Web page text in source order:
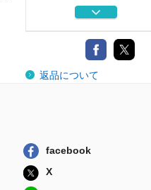
マイウェイ総合英
三省堂
中学英語スーパー
ドリル 中２後期
返品について
facebook
X